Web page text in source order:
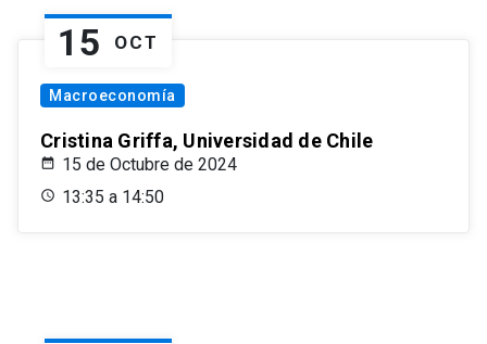
15 OCT
Macroeconomía
Cristina Griffa, Universidad de Chile
15 de Octubre de 2024
13:35 a 14:50